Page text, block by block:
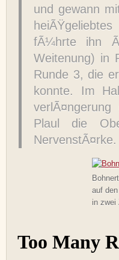
und gewann
fÃ¼hrte ihn
Weitenung) in
Runde 3, die
konnte. Im
Plaul die
NervenstÃ¤rke.
auf
in zwei